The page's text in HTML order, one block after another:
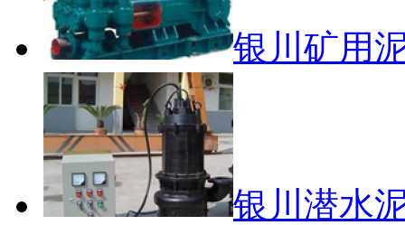
银川矿用
银川潜水